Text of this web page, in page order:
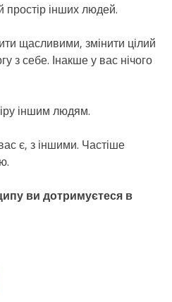
інших людей.
щасливими, змінити цілий
з себе. Інакше у вас нічого
іншим людям.
є, з іншими. Частіше
ви дотримуєтеся в